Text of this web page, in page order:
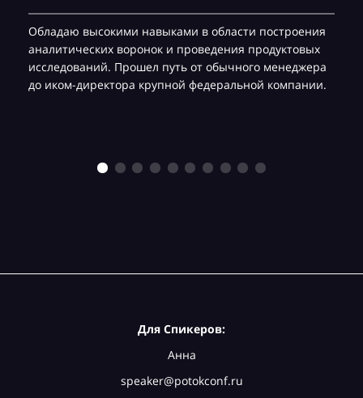
Обладаю высокими навыками в области построения
аналитических воронок и проведения продуктовых
исследований. Прошел путь от обычного менеджера
до иком-директора крупной федеральной компании.
Для Спикеров:
Анна
speaker@potokconf.ru